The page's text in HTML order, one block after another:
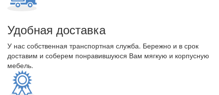
Удобная доставка
У нас собственная транспортная служба. Бережно и в срок
доставим и соберем понравившуюся Вам мягкую и корпусную
мебель.